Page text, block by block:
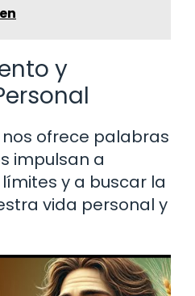
y
ofrece palabras
impulsan a
y a buscar la
vida personal y